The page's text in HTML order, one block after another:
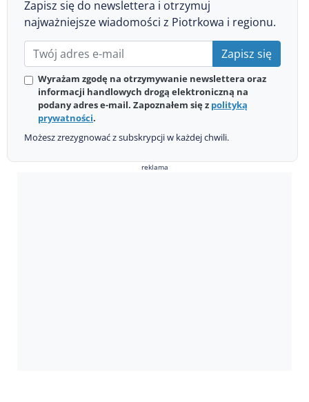
Zapisz się do newslettera i otrzymuj
najważniejsze wiadomości z Piotrkowa i regionu.
Zapisz się
Wyrażam zgodę na otrzymywanie newslettera oraz
informacji handlowych drogą elektroniczną na
podany adres e-mail. Zapoznałem się z polityką
prywatności.
Możesz zrezygnować z subskrypcji w każdej chwili.
reklama